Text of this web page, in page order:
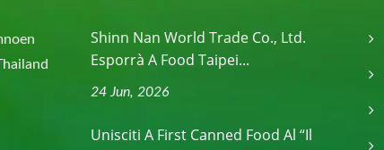
Shinn Nan World Trade Co., Ltd.
Esporrà A Food Taipei...
24 Jun, 2026
Unisciti A First Canned Food Al “Il